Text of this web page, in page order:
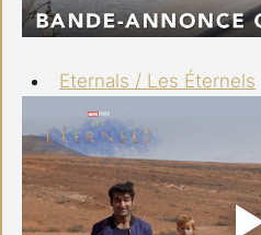
Eternals / Les Éternels